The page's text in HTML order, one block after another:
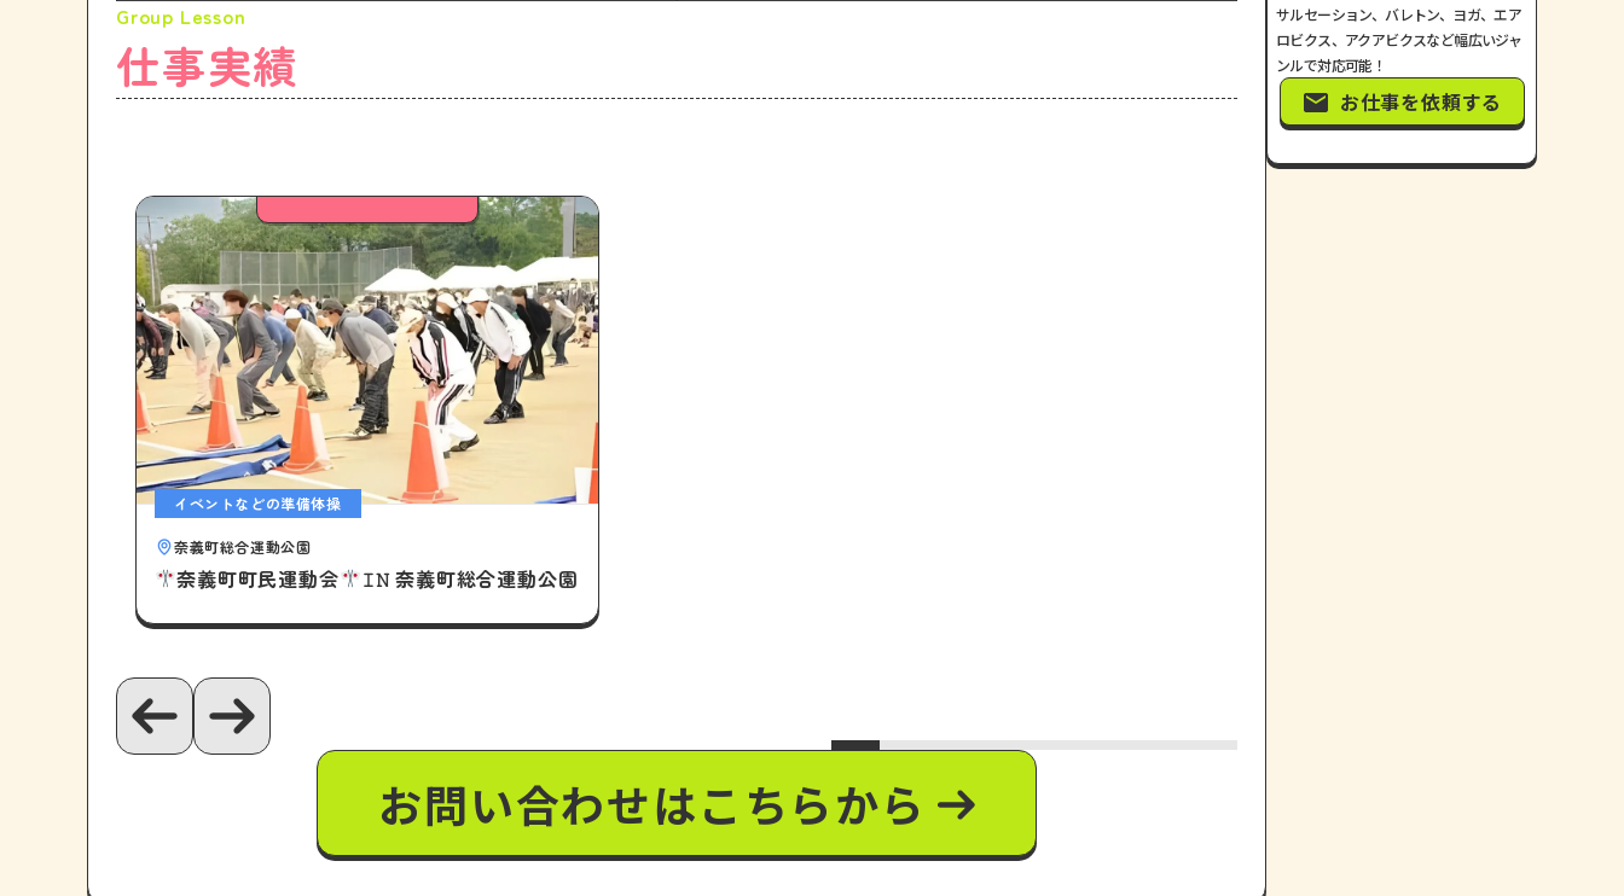
仕事実績
イベントなどの準備体操
奈義町総合運動公園
奈義町町民運動会 𝙸𝙽 奈義町総合運動公園
お問い合わせはこちらから
サルセーション、バレトン、ヨガ、エア
ロビクス、アクアビクスなど幅広いジャ
ンルで対応可能！
お仕事を依頼する